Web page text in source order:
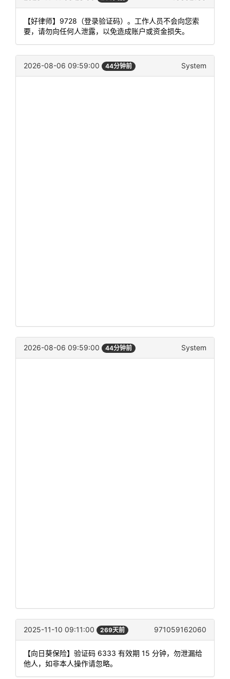
【好律师】9728（登录验证码）。工作人员不会向您索
要，请勿向任何人泄露，以免造成账户或资金损失。
2026-08-06 09:59:00 44分钟前 System
2026-08-06 09:59:00 44分钟前 System
2025-11-10 09:11:00 269天前 971059162060
【向日葵保险】验证码 6333 有效期 15 分钟，勿泄漏给
他人，如非本人操作请忽略。